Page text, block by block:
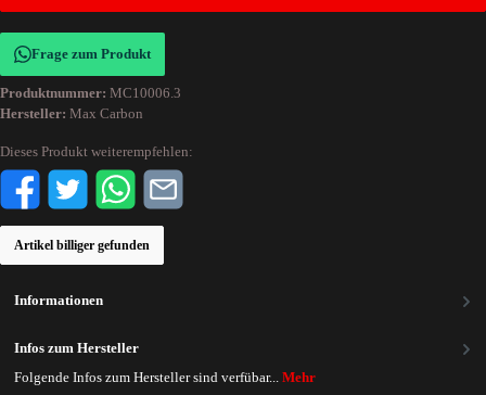
Frage zum Produkt
Produktnummer: MC10006.3
Hersteller: Max Carbon
Dieses Produkt weiterempfehlen:
Artikel billiger gefunden
Informationen
Infos zum Hersteller
Folgende Infos zum Hersteller sind verfübar... Mehr